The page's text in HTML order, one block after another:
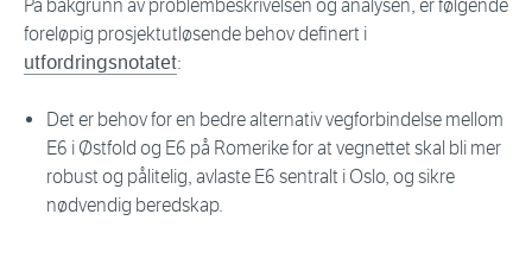
På bakgrunn av problembeskrivelsen og analysen, er følgende
foreløpig prosjektutløsende behov definert i
utfordringsnotatet:
Det er behov for en bedre alternativ vegforbindelse mellom
E6 i Østfold og E6 på Romerike for at vegnettet skal bli mer
robust og pålitelig, avlaste E6 sentralt i Oslo, og sikre
nødvendig beredskap.